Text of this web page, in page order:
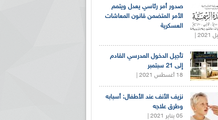
صدور أمر رئاسي يعدل ويتمم
الأمر المتضمن قانون المعاشات
العسكرية
تأجيل الدخول المدرسي القادم
إلى 21 سبتمبر
18 أغسطس 2021 |
نزيف الأنف عند الأطفال: أسبابه
وطرق علاجه
05 يناير 2021 |